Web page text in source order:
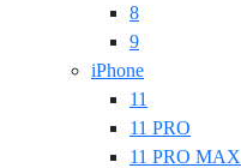
8
9
iPhone
11
11 PRO
11 PRO MAX